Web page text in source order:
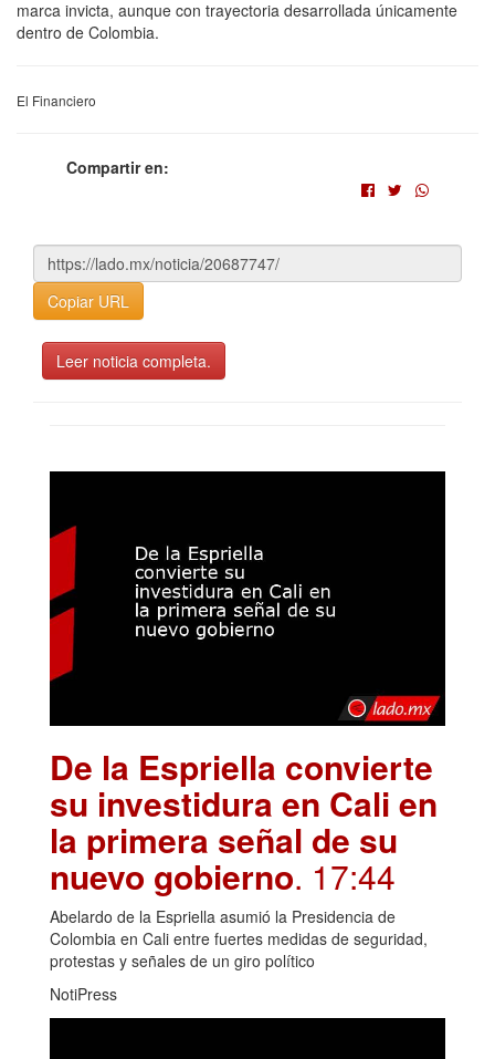
marca invicta, aunque con trayectoria desarrollada únicamente
dentro de Colombia.
El Financiero
Compartir en:
Copiar URL
Leer noticia completa.
De la Espriella convierte
su investidura en Cali en
la primera señal de su
nuevo gobierno. 17:44
Abelardo de la Espriella asumió la Presidencia de
Colombia en Cali entre fuertes medidas de seguridad,
protestas y señales de un giro político
NotiPress